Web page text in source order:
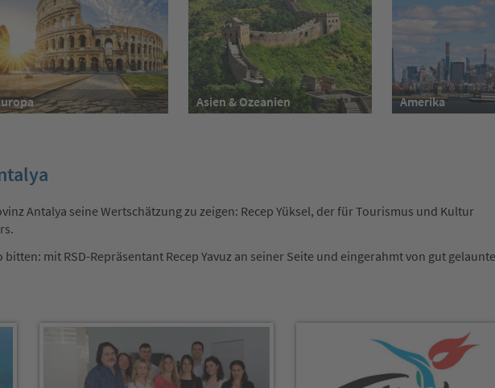
Asien & Ozeanien Amerika
Antalya seine Wertschätzung zu zeigen: Recep Yüksel, der für Tourismus und Kultur
mit RSD-Repräsentant Recep Yavuz an seiner Seite und eingerahmt von gut